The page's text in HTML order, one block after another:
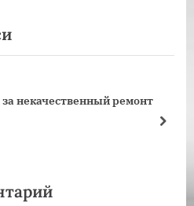
некачественный ремонт